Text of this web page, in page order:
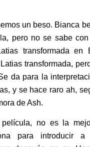
un beso. Bianca
pero no se sabe
transformada en
transformada,
da para la
y se hace raro ah,
de Ash.
película, no es la
para introducir a